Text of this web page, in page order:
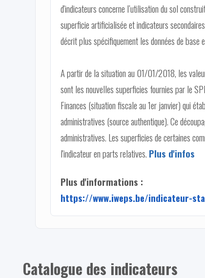
d'indicateurs concerne l’utilisation du sol
superficie artificialisée et indicateurs
décrit plus spécifiquement les données de
A partir de la situation au 01/01/2018, les
sont les nouvelles superficies fournies par le
Finances (situation fiscale au 1er janvier) qui
administratives (source authentique). Ce
administratives. Les superficies de certaines
l'indicateur en parts relatives. Plus d'infos
Plus d'informations :
https://www.iweps.be/indicateur-
Catalogue des indicateurs